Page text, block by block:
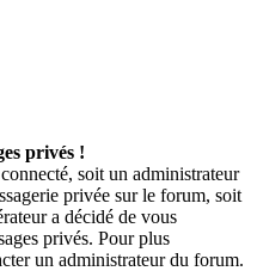
privés !
soit un administrateur
privée sur le forum, soit
a décidé de vous
privés. Pour plus
un administrateur du forum.